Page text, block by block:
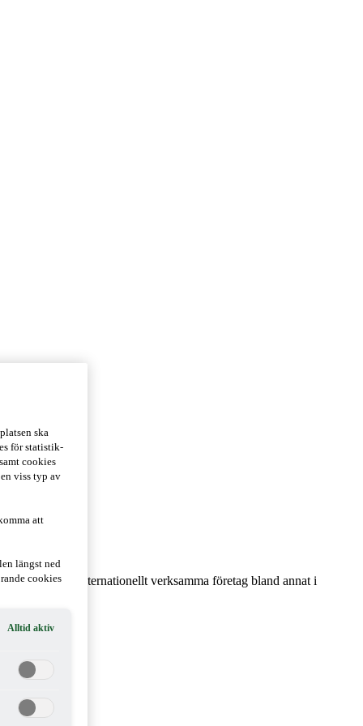
till internationellt verksamma företag bland annat i
ska
för statistik-
cookies
viss typ av
att
längst ned
cookies
Alltid aktiv